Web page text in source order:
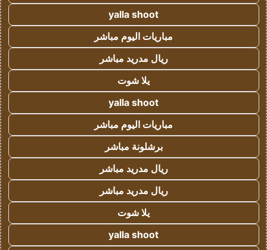
yalla shoot
مباريات اليوم مباشر
ريال مدريد مباشر
يلا شوت
yalla shoot
مباريات اليوم مباشر
برشلونة مباشر
ريال مدريد مباشر
ريال مدريد مباشر
يلا شوت
yalla shoot